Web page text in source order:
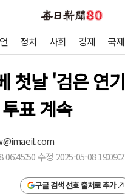
정치 사회 경제 국제
첫날 '검은 연
표 계속
06:45:50 수정 2025-05-08
구글 검색 선호 출처로 추가